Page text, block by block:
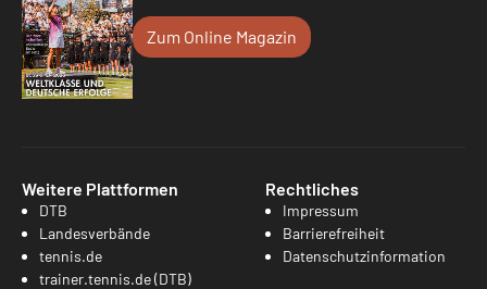
Zum Online Magazin
Weitere Plattformen
DTB
Landesverbände
tennis.de
trainer.tennis.de (DTB)
Rechtliches
Impressum
Barrierefreiheit
Datenschutzinformation